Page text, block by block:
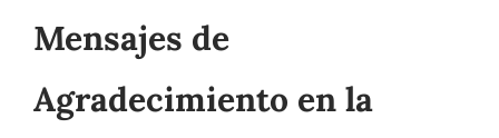
Mensajes de
Agradecimiento en la